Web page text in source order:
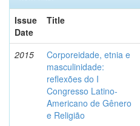
Issue
Date
Title
2015
Corporeidade, etnia e
masculinidade:
reflexões do I
Congresso Latino-
Americano de Gênero
e Religião